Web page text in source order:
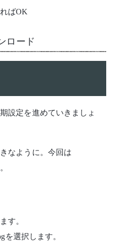
ばOK
ロード
設定を進めていきましょ
なように。今回は
す。
を選択します。